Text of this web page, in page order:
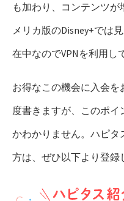
も加わり、コンテンツ
メリカ版のDisney+では
在中なのでVPNを利用し
お得なこの機会に入会を
度書きますが、このポ
かわかりません。ハピタ
方は、ぜひ以下より登録